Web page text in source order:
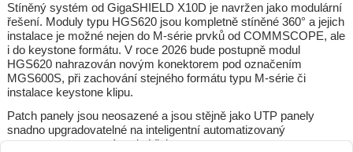
Stíněný systém od GigaSHIELD X10D je navržen jako modulární
řešení. Moduly typu HGS620 jsou kompletně stíněné 360° a jejich
instalace je možné nejen do M-série prvků od COMMSCOPE, ale
i do keystone formátu. V roce 2026 bude postupně modul
HGS620 nahrazován novým konektorem pod označením
MGS600S, při zachování stejného formátu typu M-série či
instalace keystone klipu.
Patch panely jsou neosazené a jsou stějně jako UTP panely
snadno upgradovatelné na inteligentní automatizovaný
management - systému imVision.